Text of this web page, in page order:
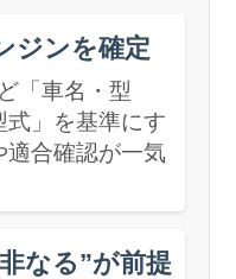
ジンを確定
「車名・型
式」を基準にす
適合確認が一気
なる”が前提